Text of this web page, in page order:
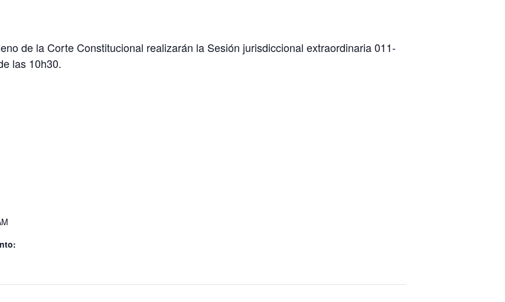
de la Corte Constitucional realizarán la Sesión jurisdiccional extraordinaria 011-
las 10h30.